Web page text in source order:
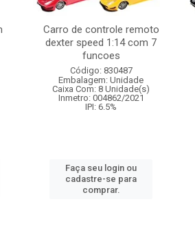
Carro de controle remoto
dexter speed 1:14 com 7
funcoes
Código: 830487
Embalagem: Unidade
Caixa Com: 8 Unidade(s)
Inmetro: 004862/2021
IPI: 6.5%
Faça seu login ou
cadastre-se para
comprar.